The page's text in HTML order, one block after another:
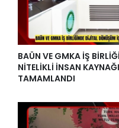
BAÜN VE GMKA İŞ
NİTELİKLİ İNSAN
TAMAMLANDI